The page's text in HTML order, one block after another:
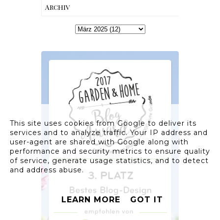
Archiv
This site uses cookies from Google to deliver its
services and to analyze traffic. Your IP address and
user-agent are shared with Google along with
performance and security metrics to ensure quality
of service, generate usage statistics, and to detect
and address abuse.
LEARN MORE GOT IT